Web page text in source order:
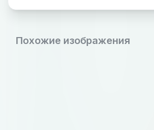
Похожие изображения